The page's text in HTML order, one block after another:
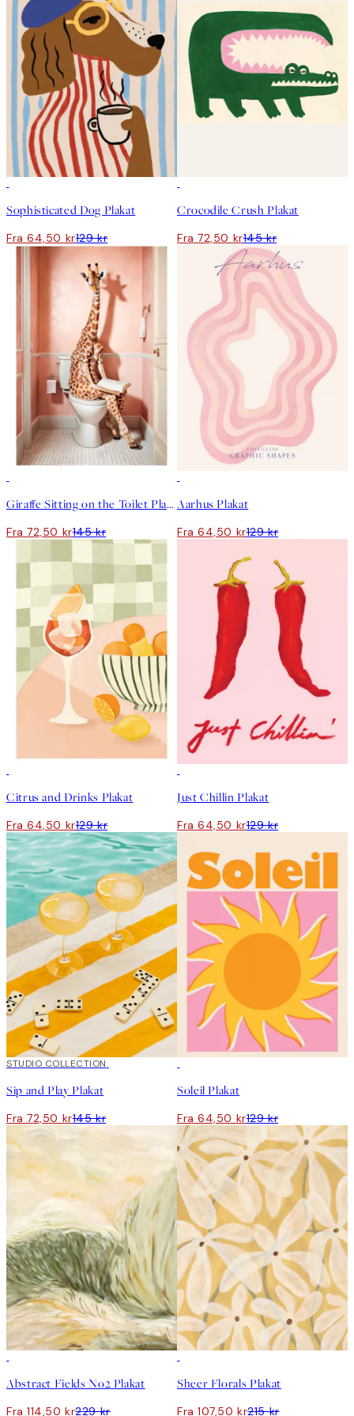
Sophisticated Dog Plakat
Fra 64,50 kr129 kr
Crocodile Crush Plakat
Fra 72,50 kr145 kr
Giraffe Sitting on the Toilet Plakat
Fra 72,50 kr145 kr
Aarhus Plakat
Fra 64,50 kr129 kr
Citrus and Drinks Plakat
Fra 64,50 kr129 kr
Just Chillin Plakat
Fra 64,50 kr129 kr
50%*
STUDIO COLLECTION
Sip and Play Plakat
Fra 72,50 kr145 kr
Soleil Plakat
Fra 64,50 kr129 kr
Abstract Fields No2 Plakat
Fra 114,50 kr229 kr
Sheer Florals Plakat
Fra 107,50 kr215 kr